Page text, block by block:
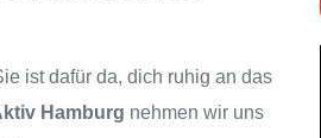
ist dafür da, dich ruhig an das
Hamburg nehmen wir uns